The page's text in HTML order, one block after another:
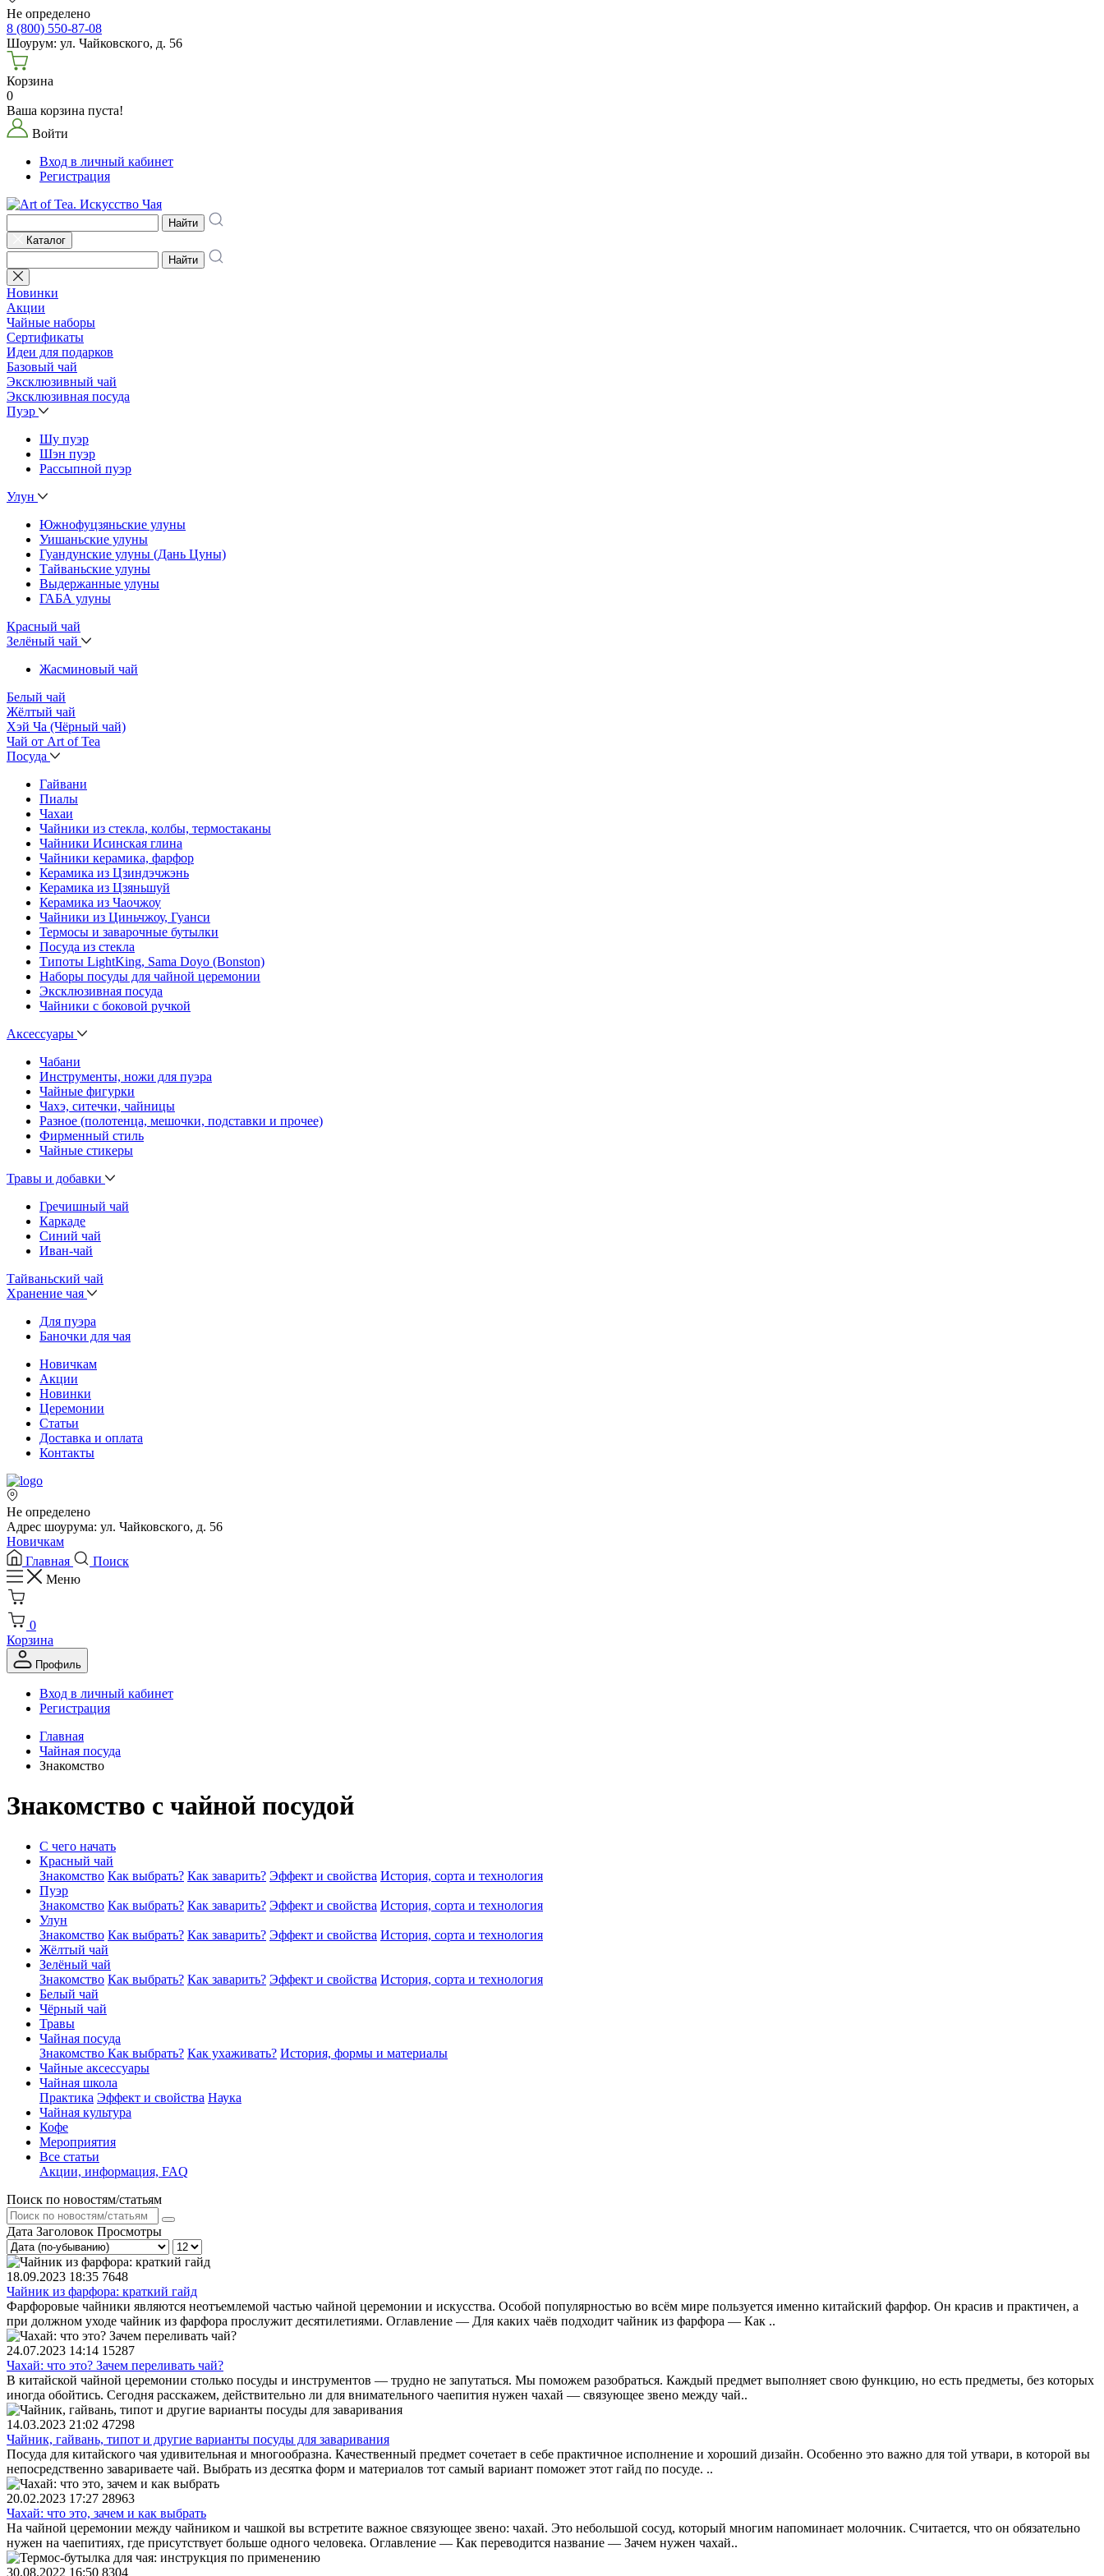
Не определено
8 (800) 550-87-08
Шоурум: ул. Чайковского, д. 56
Корзина
0
Ваша корзина пуста!
Войти
Вход в личный кабинет
Регистрация
Найти
Каталог
Найти
Новинки
Акции
Чайные наборы
Сертификаты
Идеи для подарков
Базовый чай
Эксклюзивный чай
Эксклюзивная посуда
Пуэр
Шу пуэр
Шэн пуэр
Рассыпной пуэр
Улун
Южнофуцзяньские улуны
Уишаньские улуны
Гуандунские улуны (Дань Цуны)
Тайваньские улуны
Выдержанные улуны
ГАБА улуны
Красный чай
Зелёный чай
Жасминовый чай
Белый чай
Жёлтый чай
Хэй Ча (Чёрный чай)
Чай от Art of Tea
Посуда
Гайвани
Пиалы
Чахаи
Чайники из стекла, колбы, термостаканы
Чайники Исинская глина
Чайники керамика, фарфор
Керамика из Цзиндэчжэнь
Керамика из Цзяньшуй
Керамика из Чаочжоу
Чайники из Циньчжоу, Гуанси
Термосы и заварочные бутылки
Посуда из стекла
Типоты LightKing, Sama Doyo (Bonston)
Наборы посуды для чайной церемонии
Эксклюзивная посуда
Чайники с боковой ручкой
Аксессуары
Чабани
Инструменты, ножи для пуэра
Чайные фигурки
Чахэ, ситечки, чайницы
Разное (полотенца, мешочки, подставки и прочее)
Фирменный стиль
Чайные стикеры
Травы и добавки
Гречишный чай
Каркаде
Синий чай
Иван-чай
Тайваньский чай
Хранение чая
Для пуэра
Баночки для чая
Новичкам
Акции
Новинки
Церемонии
Статьи
Доставка и оплата
Контакты
Не определено
Адрес шоурума: ул. Чайковского, д. 56
Новичкам
Главная
Поиск
Меню
0
Корзина
Профиль
Вход в личный кабинет
Регистрация
Главная
Чайная посуда
Знакомство
Знакомство с чайной посудой
С чего начать
Красный чай
Знакомство Как выбрать? Как заварить? Эффект и свойства История, сорта и технология
Пуэр
Знакомство Как выбрать? Как заварить? Эффект и свойства История, сорта и технология
Улун
Знакомство Как выбрать? Как заварить? Эффект и свойства История, сорта и технология
Жёлтый чай
Зелёный чай
Знакомство Как выбрать? Как заварить? Эффект и свойства История, сорта и технология
Белый чай
Чёрный чай
Травы
Чайная посуда
Знакомство Как выбрать? Как ухаживать? История, формы и материалы
Чайные аксессуары
Чайная школа
Практика Эффект и свойства Наука
Чайная культура
Кофе
Мероприятия
Все статьи
Акции, информация, FAQ
Поиск по новостям/статьям
Дата Заголовок Просмотры
18.09.2023 18:35 7648
Чайник из фарфора: краткий гайд
Фарфоровые чайники являются неотъемлемой частью чайной церемонии и искусства. Особой популярностью во всём мире пользуется именно китайский фарфор. Он красив и практичен, а
при должном уходе чайник из фарфора прослужит десятилетиями. Оглавление — Для каких чаёв подходит чайник из фарфора — Как ..
24.07.2023 14:14 15287
Чахай: что это? Зачем переливать чай?
В китайской чайной церемонии столько посуды и инструментов — трудно не запутаться. Мы поможем разобраться. Каждый предмет выполняет свою функцию, но есть предметы, без которых
иногда обойтись. Сегодня расскажем, действительно ли для внимательного чаепития нужен чахай — связующее звено между чай..
14.03.2023 21:02 47298
Чайник, гайвань, типот и другие варианты посуды для заваривания
Посуда для китайского чая удивительная и многообразна. Качественный предмет сочетает в себе практичное исполнение и хороший дизайн. Особенно это важно для той утвари, в которой вы
непосредственно завариваете чай. Выбрать из десятка форм и материалов тот самый вариант поможет этот гайд по посуде. ..
20.02.2023 17:27 28963
Чахай: что это, зачем и как выбрать
На чайной церемонии между чайником и чашкой вы встретите важное связующее звено: чахай. Это небольшой сосуд, который многим напоминает молочник. Считается, что он обязательно
нужен на чаепитиях, где присутствует больше одного человека. Оглавление — Как переводится название — Зачем нужен чахай..
30.08.2022 16:50 8304